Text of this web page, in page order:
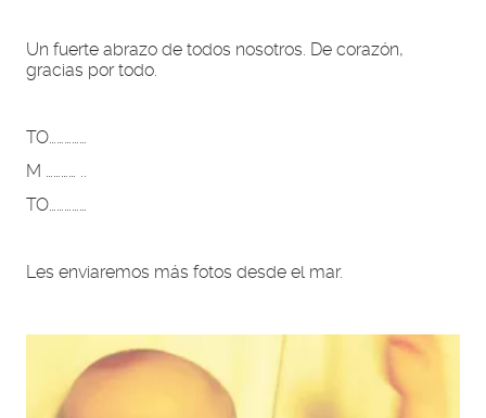
Un fuerte abrazo de todos nosotros. De corazón,
gracias por todo.
TO……………
M ………… ..
TO……………
Les enviaremos más fotos desde el mar.